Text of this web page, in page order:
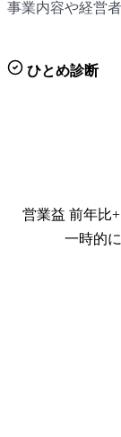
事業内容や経営
ひとめ診断
営業益 前年比
一時的